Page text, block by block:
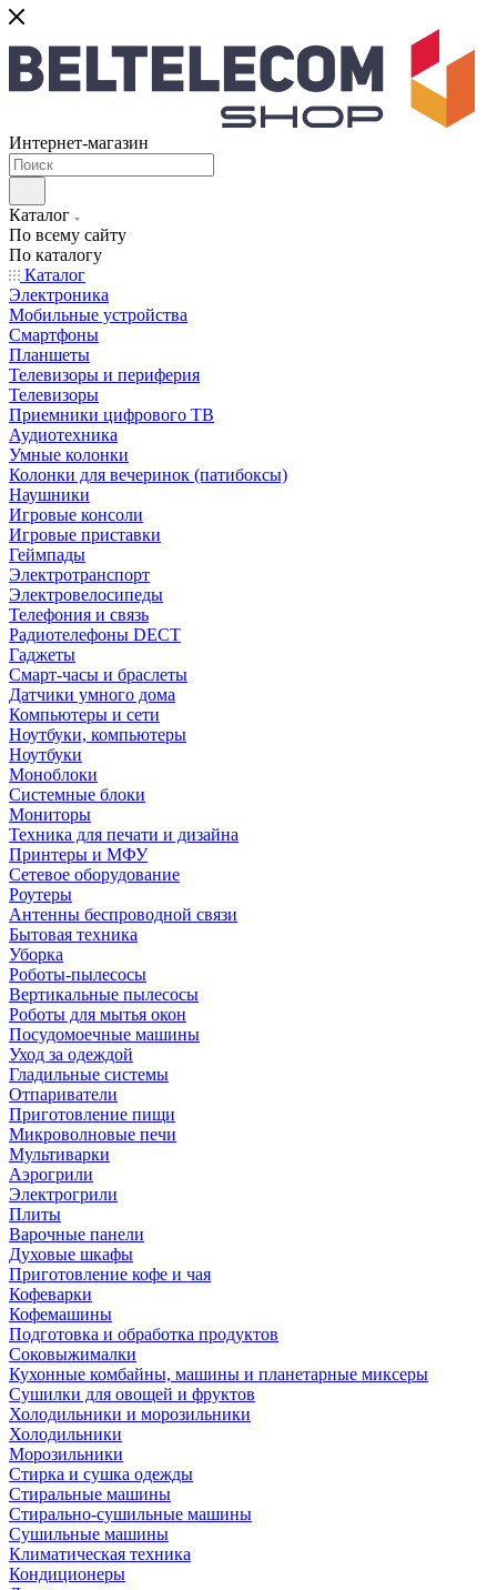
Интернет-магазин
Каталог
По всему сайту
По каталогу
Каталог
Электроника
Мобильные устройства
Смартфоны
Планшеты
Телевизоры и периферия
Телевизоры
Приемники цифрового ТВ
Аудиотехника
Умные колонки
Колонки для вечеринок (патибоксы)
Наушники
Игровые консоли
Игровые приставки
Геймпады
Электротранспорт
Электровелосипеды
Телефония и связь
Радиотелефоны DECT
Гаджеты
Смарт-часы и браслеты
Датчики умного дома
Компьютеры и сети
Ноутбуки, компьютеры
Ноутбуки
Моноблоки
Системные блоки
Мониторы
Техника для печати и дизайна
Принтеры и МФУ
Сетевое оборудование
Роутеры
Антенны беспроводной связи
Бытовая техника
Уборка
Роботы-пылесосы
Вертикальные пылесосы
Роботы для мытья окон
Посудомоечные машины
Уход за одеждой
Гладильные системы
Отпариватели
Приготовление пищи
Микроволновые печи
Мультиварки
Аэрогрили
Электрогрили
Плиты
Варочные панели
Духовые шкафы
Приготовление кофе и чая
Кофеварки
Кофемашины
Подготовка и обработка продуктов
Соковыжималки
Кухонные комбайны, машины и планетарные миксеры
Сушилки для овощей и фруктов
Холодильники и морозильники
Холодильники
Морозильники
Стирка и сушка одежды
Стиральные машины
Стирально-сушильные машины
Сушильные машины
Климатическая техника
Кондиционеры